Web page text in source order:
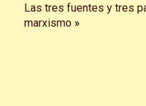
Las tres fuentes y tres
marxismo »